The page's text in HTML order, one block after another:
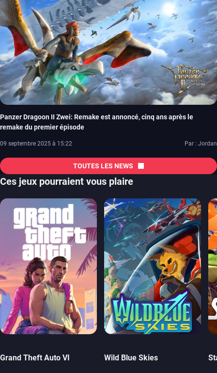
Panzer Dragoon II Zwei: Remake est annoncé, cinq ans après le
remake du premier épisode
09 septembre 2025 à 15:22 Par : Jordan
TOUTES LES NEWS
Ces jeux pourraient vous plaire
Grand Theft Auto VI Wild Blue Skies